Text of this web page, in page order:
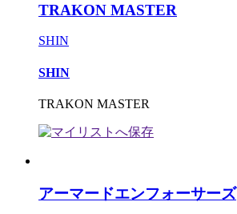
TRAKON MASTER
SHIN
SHIN
TRAKON MASTER
アーマードエンフォーサーズ